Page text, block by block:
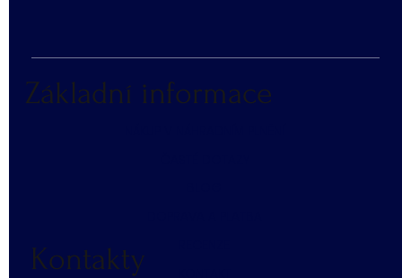
Kontakty
Základní informace